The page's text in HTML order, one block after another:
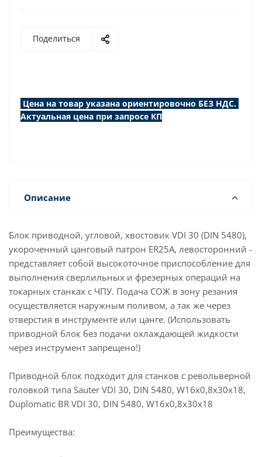
Поделиться
Цена на товар указана ориентировочно БЕЗ НДС.
Актуальная цена при запросе КП
Описание
Блок приводной, угловой, хвостовик VDI 30 (DIN 5480),
укороченный цанговый патрон ER25A, левосторонний -
представляет собой высокоточное приспособление для
выполнения сверлильных и фрезерных операций на
токарных станках с ЧПУ. Подача СОЖ в зону резания
осуществляется наружным поливом, а так же через
отверстия в инструменте или цанге. (Использовать
приводной блок без подачи охлаждающей жидкости
через инструмент запрещено!)
Приводной блок подходит для станков с револьверной
головкой типа Sauter VDI 30, DIN 5480, W16x0,8x30x18,
Duplomatic BR VDI 30, DIN 5480, W16x0,8x30x18
Преимущества: